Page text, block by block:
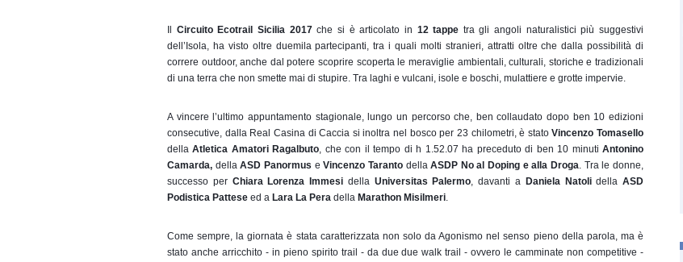
Circuito Ecotrail Sicilia 2017 che si è articolato in 12 tappe tra gli angoli naturalistici più suggestivi
dell’Isola, ha visto oltre duemila partecipanti, tra i quali molti stranieri, attratti oltre che dalla possibilità di
correre outdoor, anche dal potere scoprire scoperta le meraviglie ambientali, culturali, storiche e tradizionali
di una terra che non smette mai di stupire. Tra laghi e vulcani, isole e boschi, mulattiere e grotte impervie.
A vincere l’ultimo appuntamento stagionale, lungo un percorso che, ben collaudato dopo ben 10 edizioni
consecutive, dalla Real Casina di Caccia si inoltra nel bosco per 23 chilometri, è stato Vincenzo Tomasello
della Atletica Amatori Ragalbuto, che con il tempo di h 1.52.07 ha preceduto di ben 10 minuti Antonino
Camarda, della ASD Panormus e Vincenzo Taranto della ASDP No al Doping e alla Droga. Tra le donne,
successo per Chiara Lorenza Immesi della Universitas Palermo, davanti a Daniela Natoli della ASD
Podistica Pattese ed a Lara La Pera della Marathon Misilmeri.
Come sempre, la giornata è stata caratterizzata non solo da Agonismo nel senso pieno della parola, ma è
stato anche arricchito - in pieno spirito trail - da due due walk trail - ovvero le camminate non competitive -